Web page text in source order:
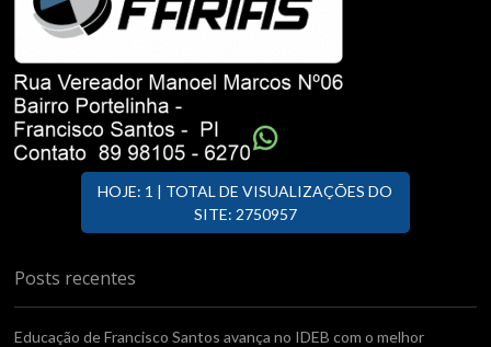
HOJE: 1 | TOTAL DE VISUALIZAÇÕES DO
SITE: 2750957
Posts recentes
Educação de Francisco Santos avança no IDEB com o melhor